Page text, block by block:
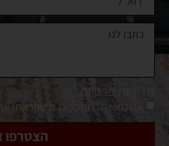
מדיניות פרטיות
אני מאשר.ת ומסכימ.ה שקראתי
הצטרפו